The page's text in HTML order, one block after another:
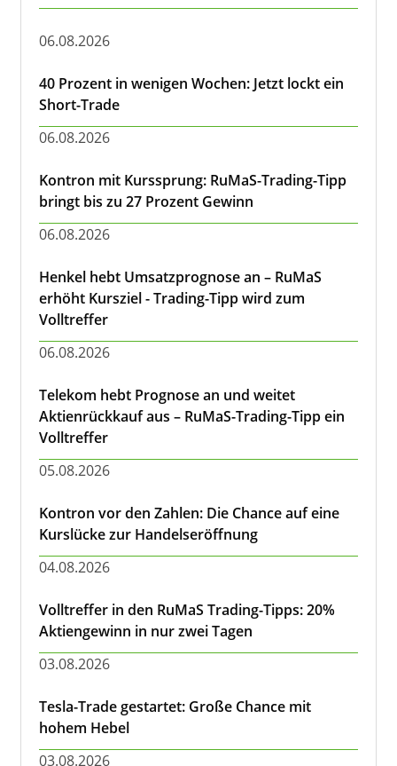
06.08.2026
40 Prozent in wenigen Wochen: Jetzt lockt ein
Short-Trade
06.08.2026
Kontron mit Kurssprung: RuMaS-Trading-Tipp
bringt bis zu 27 Prozent Gewinn
06.08.2026
Henkel hebt Umsatzprognose an – RuMaS
erhöht Kursziel - Trading-Tipp wird zum
Volltreffer
06.08.2026
Telekom hebt Prognose an und weitet
Aktienrückkauf aus – RuMaS-Trading-Tipp ein
Volltreffer
05.08.2026
Kontron vor den Zahlen: Die Chance auf eine
Kurslücke zur Handelseröffnung
04.08.2026
Volltreffer in den RuMaS Trading-Tipps: 20%
Aktiengewinn in nur zwei Tagen
03.08.2026
Tesla-Trade gestartet: Große Chance mit
hohem Hebel
03.08.2026